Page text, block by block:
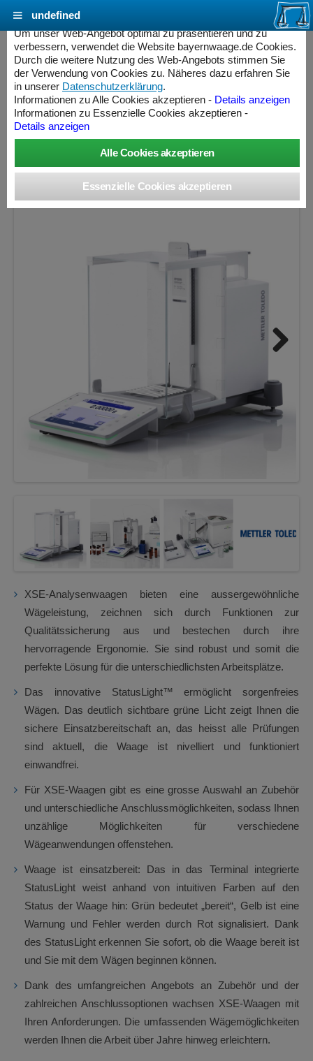
METTLER-TOLEDO Analysenwaage
Excellence XSE104/M
» Produkt nicht mehr lieferbar «
Wägebereich: 120 g, Ablesbarkeit: 0,1 mg, Eichschritt: 1
XSE-Analysenwaagen bieten eine aussergewöhnliche
Wägeleistung, zeichnen sich durch Funktionen zur
Qualitätssicherung aus und bestechen durch ihre
hervorragende Ergonomie. Sie sind robust und somit die
perfekte Lösung für die unterschiedlichsten Arbeitsplätze.
Das innovative StatusLight™ ermöglicht sorgenfreies
Wägen. Das deutlich sichtbare grüne Licht zeigt Ihnen die
sichere Einsatzbereitschaft an, das heisst alle Prüfungen
sind aktuell, die Waage ist nivelliert und funktioniert
einwandfrei.
Für XSE-Waagen gibt es eine grosse Auswahl an Zubehör
und unterschiedliche Anschlussmöglichkeiten, sodass Ihnen
unzählige Möglichkeiten für verschiedene
Wägeanwendungen offenstehen.
Waage ist einsatzbereit: Das in das Terminal integrierte
StatusLight weist anhand von intuitiven Farben auf den
Status der Waage hin: Grün bedeutet „bereit“, Gelb ist eine
Warnung und Fehler werden durch Rot signalisiert. Dank
des StatusLight erkennen Sie sofort, ob die Waage bereit ist
und Sie mit dem Wägen beginnen können.
Dank des umfangreichen Angebots an Zubehör und der
zahlreichen Anschlussoptionen wachsen XSE-Waagen mit
Ihren Anforderungen. Die umfassenden Wägemöglichkeiten
werden Ihnen die Arbeit über Jahre hinweg erleichtern.
Cookie Einstellungen - bayernwaage.de
Um unser Web-Angebot optimal zu präsentieren und zu
verbessern, verwendet die Website bayernwaage.de Cookies.
Durch die weitere Nutzung des Web-Angebots stimmen Sie
der Verwendung von Cookies zu. Näheres dazu erfahren Sie
in unserer Datenschutzerklärung.
Informationen zu Alle Cookies akzeptieren - Details anzeigen
Informationen zu Essenzielle Cookies akzeptieren -
Details anzeigen
undefined